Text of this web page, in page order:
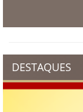
DESTAQUES